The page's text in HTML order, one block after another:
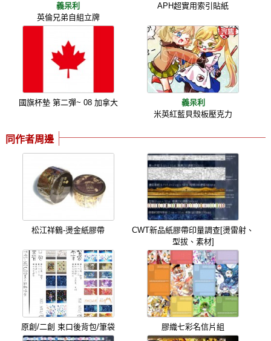
義呆利
英倫兄弟自組立牌
APH超實用索引貼紙
國旗杯墊 第二彈~ 08 加拿大
義呆利
米英紅藍貝殼板壓克力
同作者周邊
松江祥鶴-燙金紙膠帶
CWT新品紙膠帶印量調查[燙雷射、
型拔、素材]
原創/二創 束口後背包/筆袋 膠織七彩名信片組